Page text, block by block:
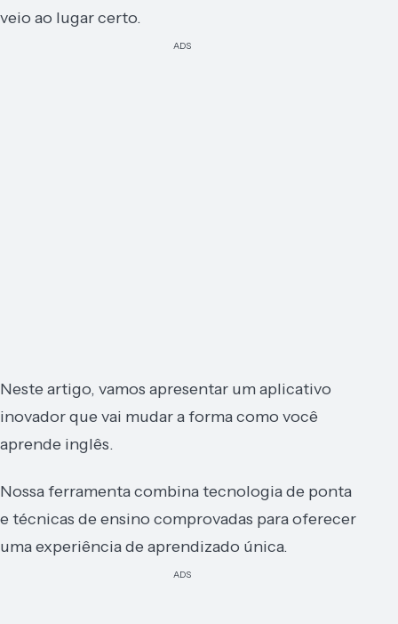
veio ao lugar certo.
ADS
Neste artigo, vamos apresentar um aplicativo
inovador que vai mudar a forma como você
aprende inglês.
Nossa ferramenta combina tecnologia de ponta
e técnicas de ensino comprovadas para oferecer
uma experiência de aprendizado única.
ADS